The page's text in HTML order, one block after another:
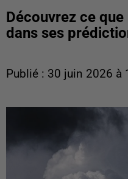
Découvrez ce
dans ses
Publié : 30 juin 2026 à